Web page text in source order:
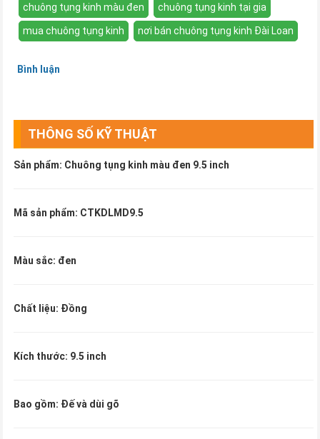
chuông tụng kinh màu đen chuông tụng kinh tại gia
mua chuông tụng kinh nơi bán chuông tụng kinh Đài Loan
Bình luận
THÔNG SỐ KỸ THUẬT
Sản phẩm: Chuông tụng kinh màu đen 9.5 inch
Mã sản phẩm: CTKDLMD9.5
Màu sắc: đen
Chất liệu: Đồng
Kích thước: 9.5 inch
Bao gồm: Đế và dùi gõ